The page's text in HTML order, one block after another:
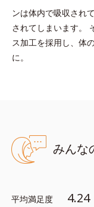
ンは体内で吸収され
されてしまいます。
ス加工を採用し、体
に。
みんな
平均満足度 4.24